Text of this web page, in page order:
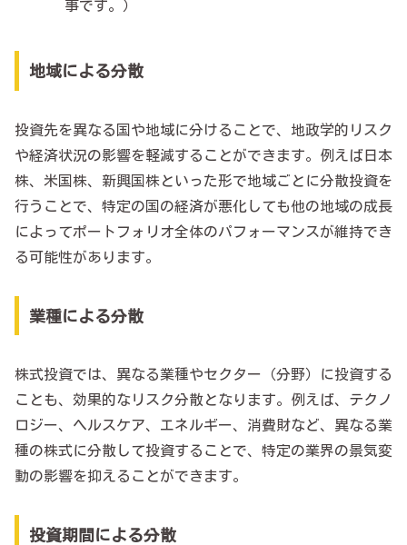
事です。）
地域による分散
投資先を異なる国や地域に分けることで、地政学的リスク
や経済状況の影響を軽減することができます。例えば日本
株、米国株、新興国株といった形で地域ごとに分散投資を
行うことで、特定の国の経済が悪化しても他の地域の成長
によってポートフォリオ全体のパフォーマンスが維持でき
る可能性があります。
業種による分散
株式投資では、異なる業種やセクター（分野）に投資する
ことも、効果的なリスク分散となります。例えば、テクノ
ロジー、ヘルスケア、エネルギー、消費財など、異なる業
種の株式に分散して投資することで、特定の業界の景気変
動の影響を抑えることができます。
投資期間による分散